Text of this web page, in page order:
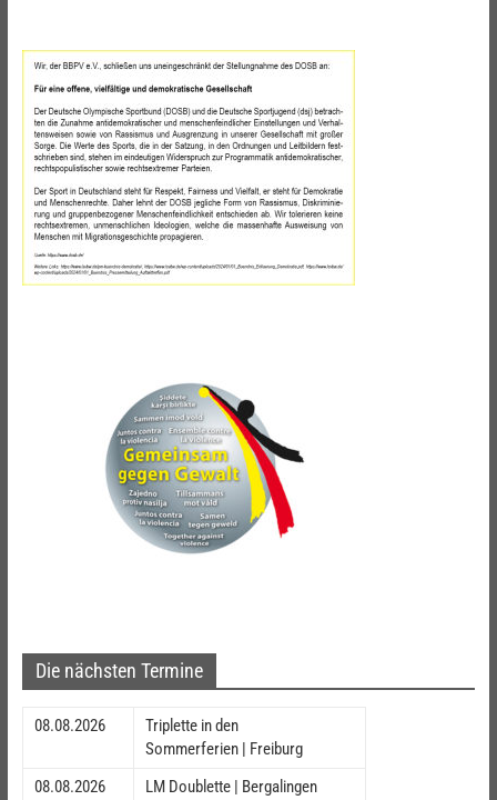
Die nächsten Termine
08.08.2026
Triplette in den
Sommerferien | Freiburg
08.08.2026
LM Doublette | Bergalingen